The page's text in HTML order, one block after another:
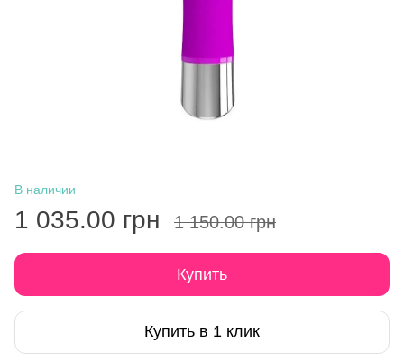
В наличии
1 035.00 грн 1 150.00 грн
Купить
Купить в 1 клик